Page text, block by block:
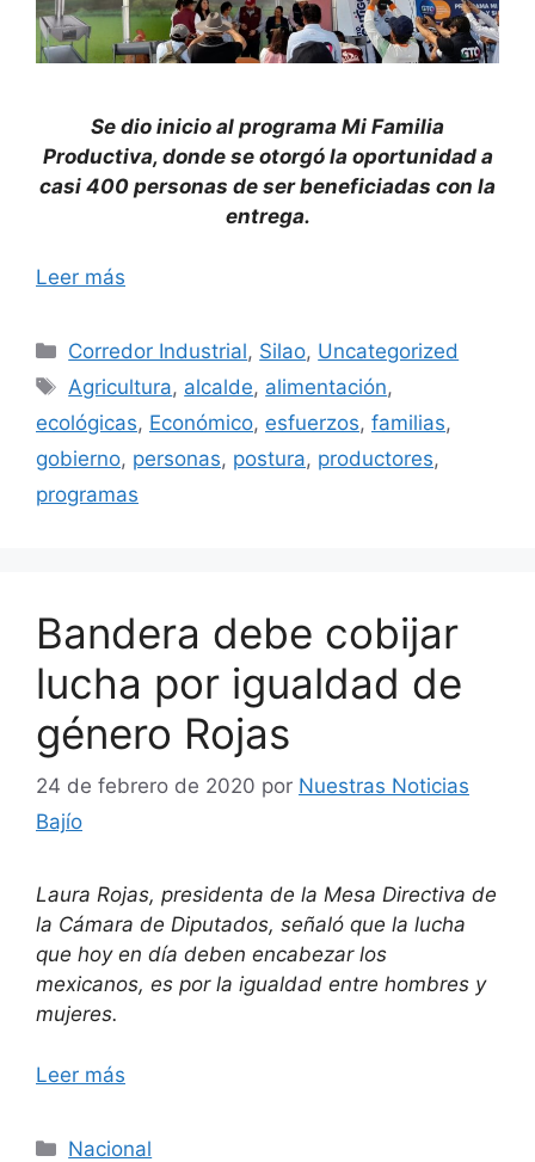
Se dio inicio al programa Mi Familia
Productiva, donde se otorgó la oportunidad a
casi 400 personas de ser beneficiadas con la
entrega.
Leer más
Categorías
Corredor Industrial, Silao, Uncategorized
Etiquetas
Agricultura, alcalde, alimentación,
ecológicas, Económico, esfuerzos, familias,
gobierno, personas, postura, productores,
programas
Bandera debe cobijar
lucha por igualdad de
género Rojas
24 de febrero de 2020 por Nuestras Noticias
Bajío
Laura Rojas, presidenta de la Mesa Directiva de
la Cámara de Diputados, señaló que la lucha
que hoy en día deben encabezar los
mexicanos, es por la igualdad entre hombres y
mujeres.
Leer más
Categorías
Nacional